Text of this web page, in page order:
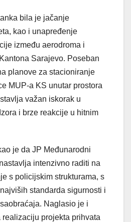
bila je jačanje
kao i unapređenje
između aerodroma i
Sarajevo. Poseban
planove za stacioniranje
MUP-a KS unutar prostora
važan iskorak u
i brze reakcije u hitnim
je da JP Međunarodni
intenzivno raditi na
s policijskim strukturama, s
standarda sigurnosti i
Naglasio je i
projekta prihvata